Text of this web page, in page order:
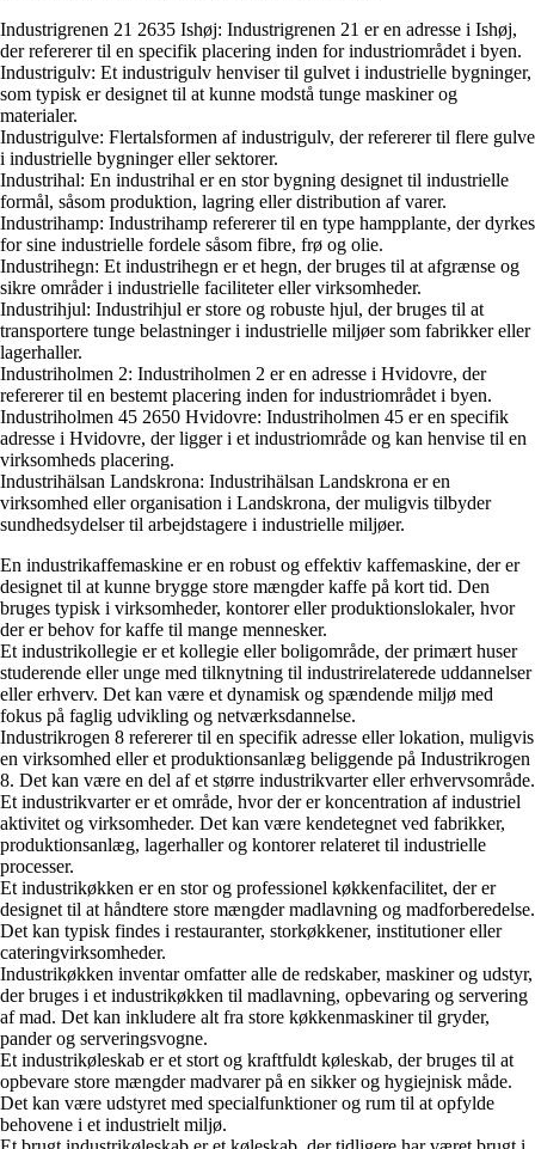
Industrigrenen 21 2635 Ishøj: Industrigrenen 21 er en adresse i Ishøj,
der refererer til en specifik placering inden for industriområdet i byen.
Industrigulv: Et industrigulv henviser til gulvet i industrielle bygninger,
som typisk er designet til at kunne modstå tunge maskiner og
materialer.
Industrigulve: Flertalsformen af industrigulv, der refererer til flere gulve
i industrielle bygninger eller sektorer.
Industrihal: En industrihal er en stor bygning designet til industrielle
formål, såsom produktion, lagring eller distribution af varer.
Industrihamp: Industrihamp refererer til en type hampplante, der dyrkes
for sine industrielle fordele såsom fibre, frø og olie.
Industrihegn: Et industrihegn er et hegn, der bruges til at afgrænse og
sikre områder i industrielle faciliteter eller virksomheder.
Industrihjul: Industrihjul er store og robuste hjul, der bruges til at
transportere tunge belastninger i industrielle miljøer som fabrikker eller
lagerhaller.
Industriholmen 2: Industriholmen 2 er en adresse i Hvidovre, der
refererer til en bestemt placering inden for industriområdet i byen.
Industriholmen 45 2650 Hvidovre: Industriholmen 45 er en specifik
adresse i Hvidovre, der ligger i et industriområde og kan henvise til en
virksomheds placering.
Industrihälsan Landskrona: Industrihälsan Landskrona er en
virksomhed eller organisation i Landskrona, der muligvis tilbyder
sundhedsydelser til arbejdstagere i industrielle miljøer.
En industrikaffemaskine er en robust og effektiv kaffemaskine, der er
designet til at kunne brygge store mængder kaffe på kort tid. Den
bruges typisk i virksomheder, kontorer eller produktionslokaler, hvor
der er behov for kaffe til mange mennesker.
Et industrikollegie er et kollegie eller boligområde, der primært huser
studerende eller unge med tilknytning til industrirelaterede uddannelser
eller erhverv. Det kan være et dynamisk og spændende miljø med
fokus på faglig udvikling og netværksdannelse.
Industrikrogen 8 refererer til en specifik adresse eller lokation, muligvis
en virksomhed eller et produktionsanlæg beliggende på Industrikrogen
8. Det kan være en del af et større industrikvarter eller erhvervsområde.
Et industrikvarter er et område, hvor der er koncentration af industriel
aktivitet og virksomheder. Det kan være kendetegnet ved fabrikker,
produktionsanlæg, lagerhaller og kontorer relateret til industrielle
processer.
Et industrikøkken er en stor og professionel køkkenfacilitet, der er
designet til at håndtere store mængder madlavning og madforberedelse.
Det kan typisk findes i restauranter, storkøkkener, institutioner eller
cateringvirksomheder.
Industrikøkken inventar omfatter alle de redskaber, maskiner og udstyr,
der bruges i et industrikøkken til madlavning, opbevaring og servering
af mad. Det kan inkludere alt fra store køkkenmaskiner til gryder,
pander og serveringsvogne.
Et industrikøleskab er et stort og kraftfuldt køleskab, der bruges til at
opbevare store mængder madvarer på en sikker og hygiejnisk måde.
Det kan være udstyret med specialfunktioner og rum til at opfylde
behovene i et industrielt miljø.